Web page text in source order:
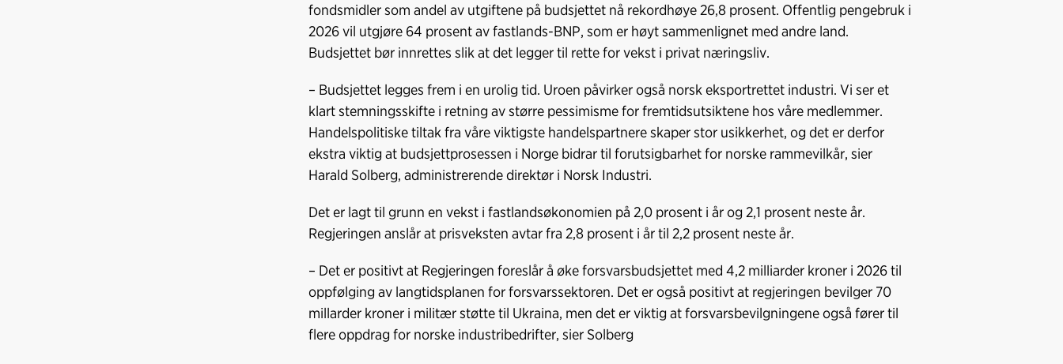
o
k
I
fondsmidler som andel av utgiftene på budsjettet nå rekordhøye 26,8 prosent. Offentlig pengebruk i
2026 vil utgjøre 64 prosent av fastlands-BNP, som er høyt sammenlignet med andre land.
Budsjettet bør innrettes slik at det legger til rette for vekst i privat næringsliv.
– Budsjettet legges frem i en urolig tid. Uroen påvirker også norsk eksportrettet industri. Vi ser et
klart stemningsskifte i retning av større pessimisme for fremtidsutsiktene hos våre medlemmer.
Handelspolitiske tiltak fra våre viktigste handelspartnere skaper stor usikkerhet, og det er derfor
ekstra viktig at budsjettprosessen i Norge bidrar til forutsigbarhet for norske rammevilkår, sier
Harald Solberg, administrerende direktør i Norsk Industri.
Det er lagt til grunn en vekst i fastlandsøkonomien på 2,0 prosent i år og 2,1 prosent neste år.
Regjeringen anslår at prisveksten avtar fra 2,8 prosent i år til 2,2 prosent neste år.
– Det er positivt at Regjeringen foreslår å øke forsvarsbudsjettet med 4,2 milliarder kroner i 2026 til
oppfølging av langtidsplanen for forsvarssektoren. Det er også positivt at regjeringen bevilger 70
millarder kroner i militær støtte til Ukraina, men det er viktig at forsvarsbevilgningene også fører til
flere oppdrag for norske industribedrifter, sier Solberg